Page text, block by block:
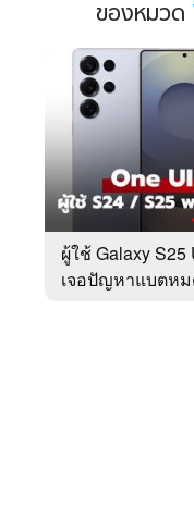
สัปดาห์
Tech
Update
ของหมวด
ผู้ใช้ Galaxy
เจอปัญหาแบตหม